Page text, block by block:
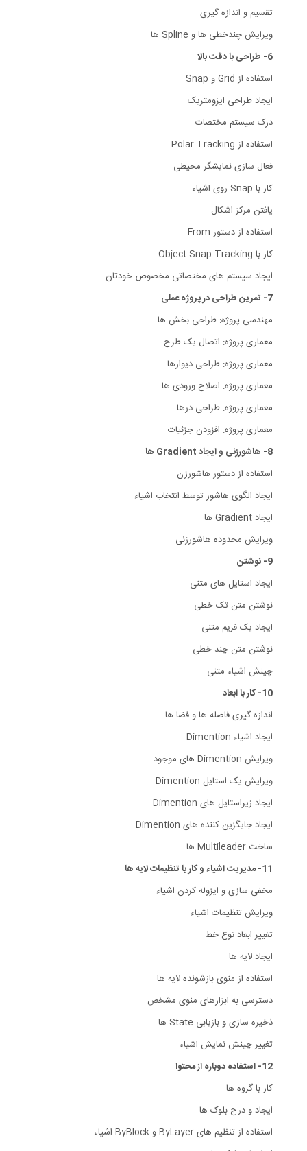
تقسیم و اندازه گیری
ویرایش چندخطی ها و Spline ها
6- طراحی با دقت بالا
استفاده از Grid و Snap
ایجاد طراحی ایزومتریک
درک سیستم مختصات
استفاده از Polar Tracking
فعال سازی نمایشگر محیطی
کار با Snap روی اشیاء
یافتن مرکز اشکال
استفاده از دستور From
کار با Object-Snap Tracking
ایجاد سیستم های مختصاتی مخصوص خودتان
7- تمرین طراحی در پروژه عملی
مهندسی پروژه: طراحی بخش ها
معماری پروژه: اتصال یک طرح
معماری پروژه: طراحی دیوارها
معماری پروژه: اصلاح ورودی ها
معماری پروژه: طراحی درها
معماری پروژه: افزودن جزئیات
8- هاشورزنی و ایجاد Gradient ها
استفاده از دستور هاشورزن
ایجاد الگوی هاشور توسط انتخاب اشیاء
ایجاد Gradient ها
ویرایش محدوده هاشورزنی
9- نوشتن
ایجاد استایل های متنی
نوشتن متن تک خطی
ایجاد یک فریم متنی
نوشتن متن چند خطی
چینش اشیاء متنی
10- کار با ابعاد
اندازه گیری فاصله ها و فضا ها
ایجاد اشیاء Dimention
ویرایش Dimention های موجود
ویرایش یک استایل Dimention
ایجاد زیراستایل های Dimention
ایجاد جایگزین کننده های Dimention
ساخت Multileader ها
11- مدیریت اشیاء و کار با تنظیمات لایه ها
مخفی سازی و ایزوله کردن اشیاء
ویرایش تنظیمات اشیاء
تغییر ابعاد نوع خط
ایجاد لایه ها
استفاده از منوی بازشونده لایه ها
دسترسی به ابزارهای منوی مشخص
ذخیره سازی و بازیابی State ها
تغییر چینش نمایش اشیاء
12- استفاده دوباره از محتوا
کار با گروه ها
ایجاد و درج بلوک ها
استفاده از تنظیم های ByLayer و ByBlock اشیاء